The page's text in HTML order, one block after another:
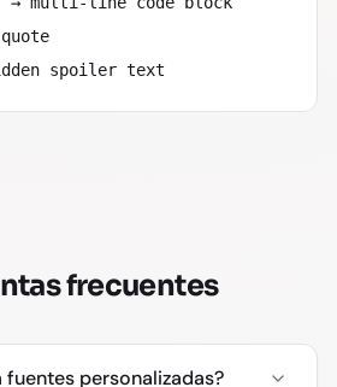
spoiler text
frecuentes
personalizadas?